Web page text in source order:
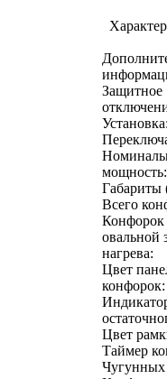
Защитное
Установка:
мощность:
Всего
Конфорок
овальной
нагрева:
Цвет
конфорок:
Цвет
Таймер
Чугунных